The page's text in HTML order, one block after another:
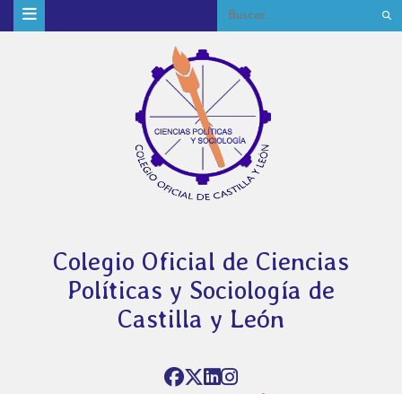
Colegio Oficial de Ciencias
Políticas y Sociología de
Castilla y León